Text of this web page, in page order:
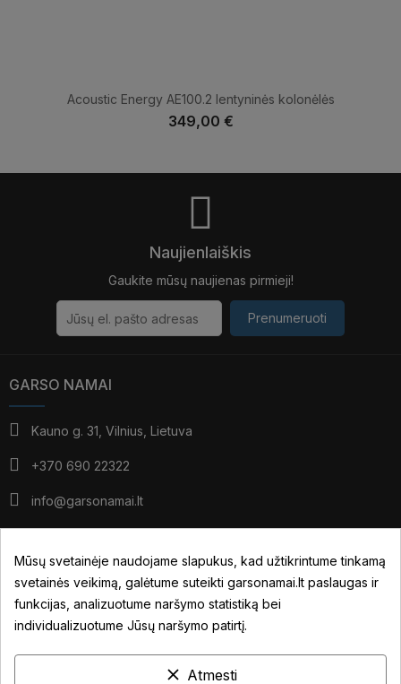
Acoustic Energy AE100.2 lentyninės kolonėlės
349,00 €
Naujienlaiškis
Gaukite mūsų naujienas pirmieji!
Prenumeruoti
GARSO NAMAI
Kauno g. 31, Vilnius, Lietuva
+370 690 22322
info@garsonamai.lt
V: 10:00 - 18:00
*pietūs: 14:00 - 15:00
VI: pagal susitarimą
Mūsų svetainėje naudojame slapukus, kad užtikrintume tinkamą
svetainės veikimą, galėtume suteikti garsonamai.lt paslaugas ir
funkcijas, analizuotume naršymo statistiką bei
individualizuotume Jūsų naršymo patirtį.
clear Atmesti